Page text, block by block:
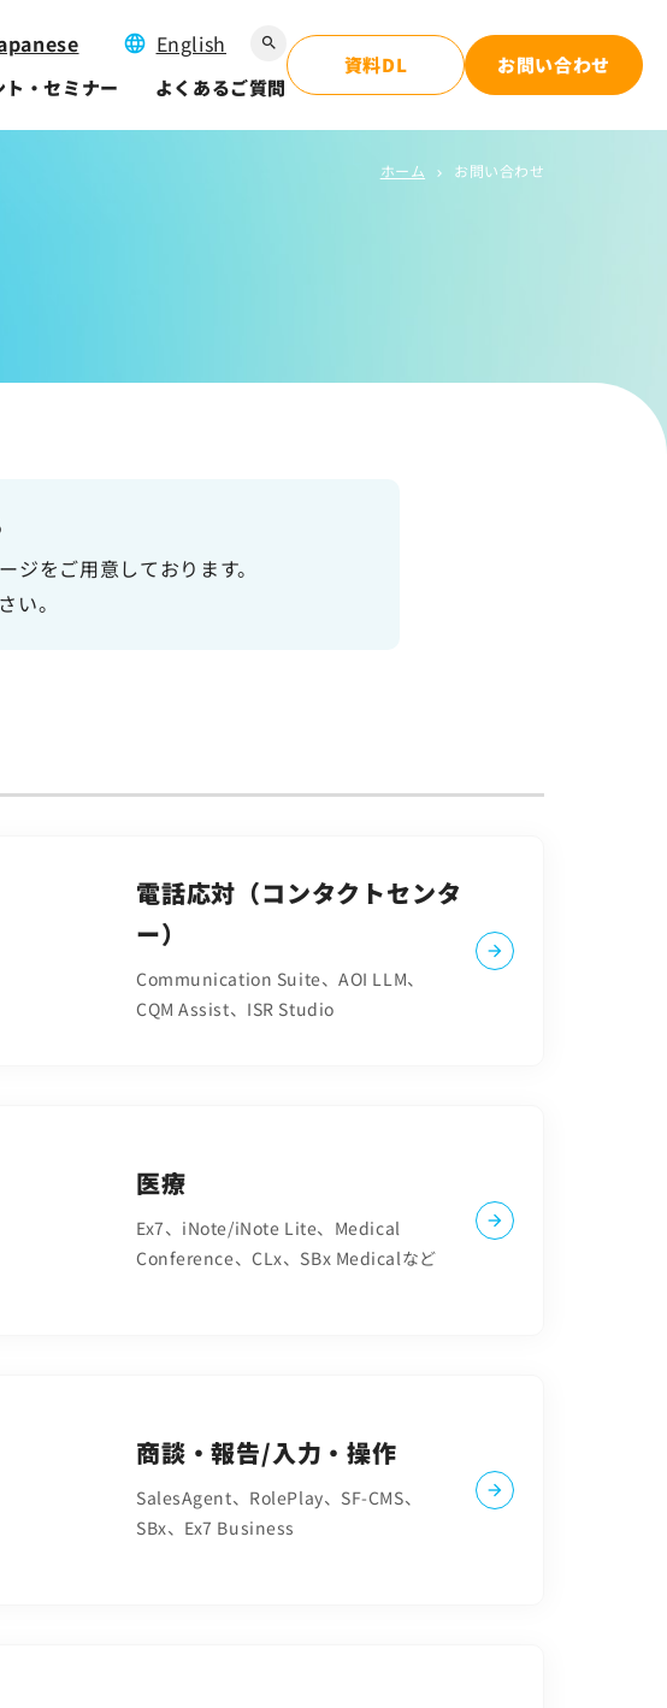
English search
ト・セミナー よくあるご質問
資料DL お問い合わせ
ホーム chevron_right お問い合わせ
ジをご用意しております。
い。
電話応対（コンタクトセンタ
ー）
Communication Suite、AOI LLM、
CQM Assist、ISR Studio
医療
Ex7、iNote/iNote Lite、Medical
Conference、CLx、SBx Medicalなど
商談・報告/入力・操作
SalesAgent、RolePlay、SF-CMS、
SBx、Ex7 Business